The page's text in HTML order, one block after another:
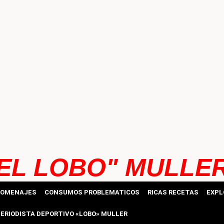
LOBO"
CONSUMOS PROBLEMATICOS RICAS RECETAS
DEPORTIVO «LOBO» MULLER